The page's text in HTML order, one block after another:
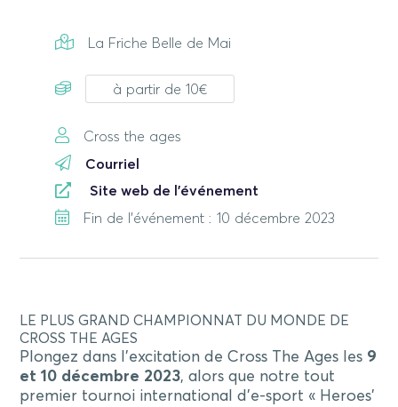
La Friche Belle de Mai
à partir de 10€
Cross the ages
Courriel
Site web de l'événement
Fin de l'événement : 10 décembre 2023
LE PLUS GRAND CHAMPIONNAT DU MONDE DE
CROSS THE AGES
Plongez dans l’excitation de Cross The Ages les 9
et 10 décembre 2023, alors que notre tout
premier tournoi international d’e-sport « Heroes’